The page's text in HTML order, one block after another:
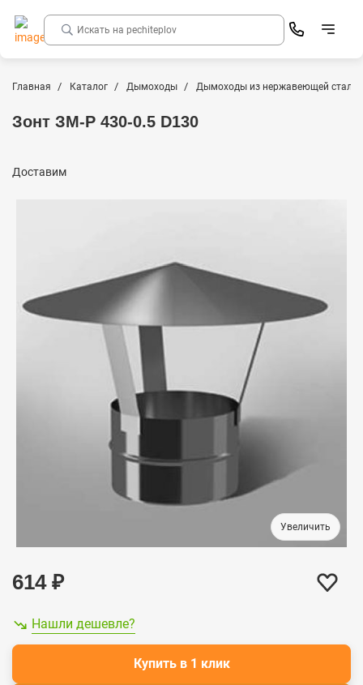
Главная Каталог Дымоходы Дымоходы из нержавеющей стали
Зонт ЗМ-Р 430-0.5 D130
Доставим
614 ₽
Нашли дешевле?
Купить в 1 клик